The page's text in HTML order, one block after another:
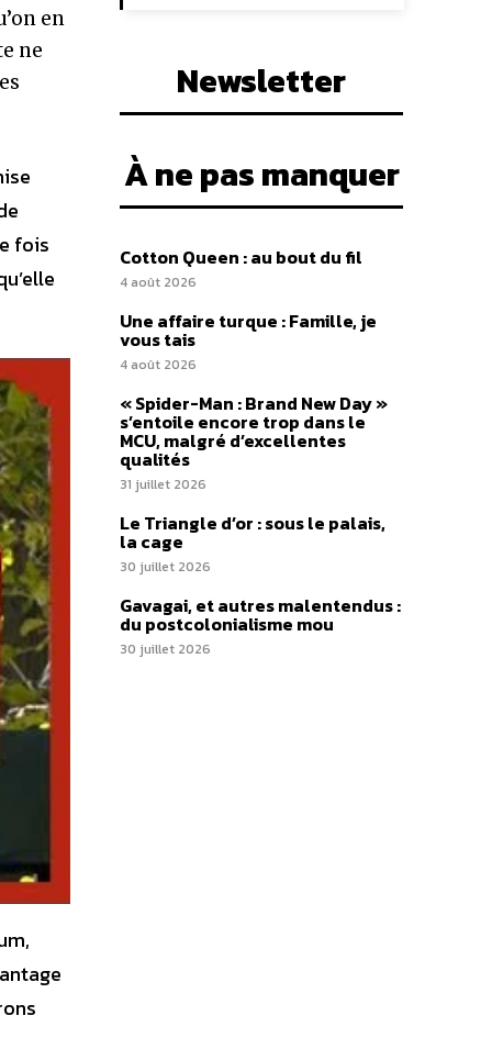
en
ne
fois
Newsletter
À ne pas manquer
Cotton Queen : au bout du fil
4 août 2026
Une affaire turque : Famille, je
vous tais
4 août 2026
« Spider-Man : Brand New Day »
s’entoile encore trop dans le
MCU, malgré d’excellentes
qualités
31 juillet 2026
Le Triangle d’or : sous le palais,
la cage
30 juillet 2026
Gavagai, et autres malentendus :
du postcolonialisme mou
30 juillet 2026